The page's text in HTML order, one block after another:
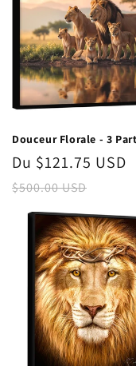
Douceur Florale - 3
Prix
promotionnel
Du $121.75 USD
$500.00 USD